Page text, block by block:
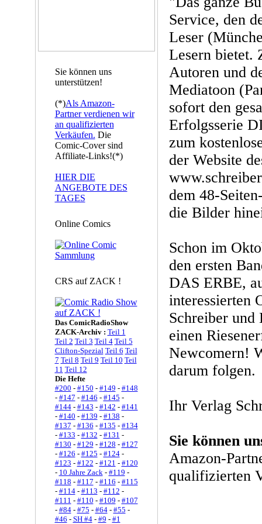
Sie können uns
unterstützen!
(*)Als Amazon-
Partner verdienen wir
an qualifizierten
Verkäufen. Die
Comic-Cover sind
Affiliate-Links!(*)
HIER DIE
ANGEBOTE DES
TAGES
Online Comics
CRS auf ZACK !
Das ComicRadioShow
ZACK-Archiv : Teil 1
Teil 2 Teil 3 Teil 4 Teil 5
Clifton-Spezial Teil 6 Teil
7 Teil 8 Teil 9 Teil 10 Teil
11 Teil 12
Die Hefte
#200 - #150 - #149 - #148
- #147 - #146 - #145 -
#144- #143 - #142 - #141
- #140 - #139 - #138 -
#137 - #136 - #135 - #134
- #133 - #132 - #131 -
#130 - #129 - #128 - #127
- #126 - #125 - #124-
#123 - #122 - #121 - #120
- 10 Jahre Zack- #119 -
#118 - #117 - #116 - #115
- #114- #113 - #112 -
#111 - #110 - #109 - #107
- #84- #75 - #64- #55 -
#46 - SH #4- #9 - #1
Service, den
Leser
Lesern bietet.
Autoren und
Mediatoon
sofort den
Erfolgsserie
zum
der Website
dem 48-
die Bilder
Schon im
den ersten
DAS ERBE,
interessierten
Schreiber und
einen
Newcomern!
darum folgen.
Ihr Verlag
Sie können
Amazon-
qualifizierten